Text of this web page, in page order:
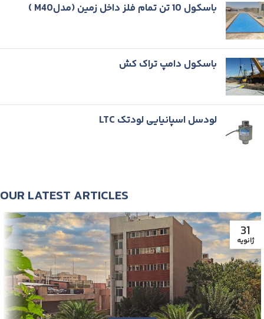
باسكول 10 تن تمام فلز داخل زمين (مدلM40 )
باسکول دامپ تراک کش
لودسل اسپانیایی لودتک LTC
OUR LATEST ARTICLES
31
ژانویه